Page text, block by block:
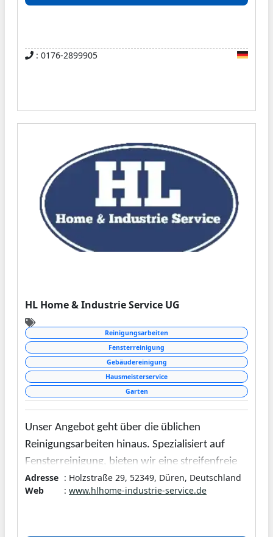
: 0176-2899905
HL Home & Industrie Service UG
Reinigungsarbeiten
Fensterreinigung
Gebäudereinigung
Hausmeisterservice
Garten
Unser Angebot geht über die üblichen
Reinigungsarbeiten hinaus. Spezialisiert auf
Fensterreinigung, bieten wir eine streifenfreie
und glanzvolle Sicht in jedes Zuhause und Büro.
Dabei legen wir großen Wert auf ökologische
Adresse : Holzstraße 29, 52349, Düren, Deutschland
Web
: www.hlhome-industrie-service.de